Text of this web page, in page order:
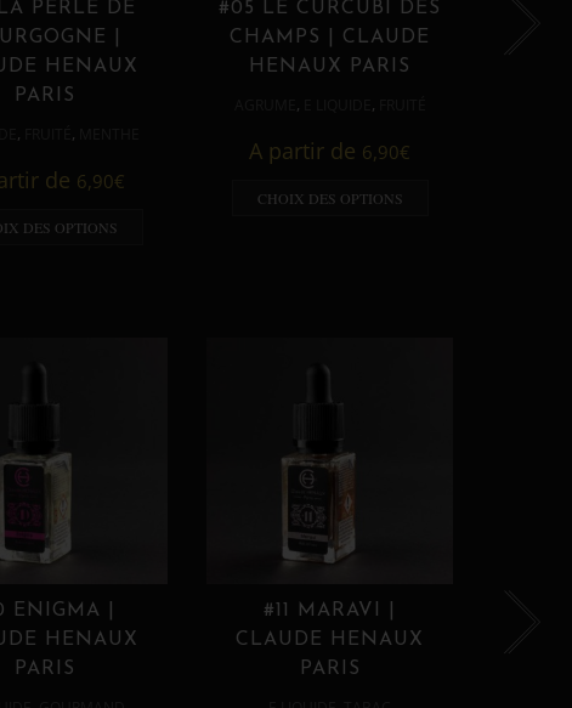
PERLE DE
|
HENAUX
PARIS
, ,
de 6,90€
DES OPTIONS
#05 LE CURCUBI DES
CHAMPS | CLAUDE
HENAUX PARIS
, ,
A partir de 6,90€
CHOIX DES OPTIONS
ENIGMA |
HENAUX
PARIS
#11 MARAVI |
CLAUDE HENAUX
PARIS